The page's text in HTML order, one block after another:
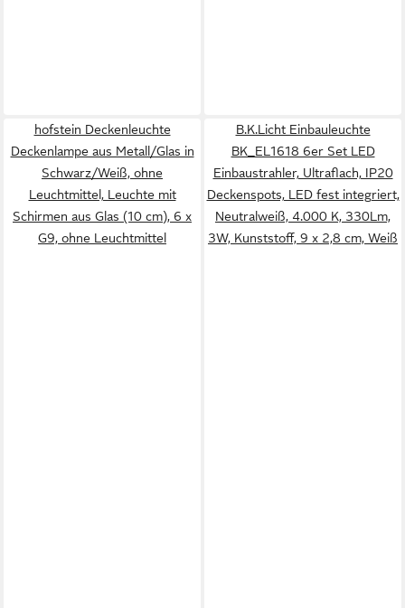
hofstein Deckenleuchte
Deckenlampe aus Metall/Glas in
Schwarz/Weiß, ohne
Leuchtmittel, Leuchte mit
Schirmen aus Glas (10 cm), 6 x
G9, ohne Leuchtmittel
B.K.Licht Einbauleuchte
BK_EL1618 6er Set LED
Einbaustrahler, Ultraflach, IP20
Deckenspots, LED fest integriert,
Neutralweiß, 4.000 K, 330Lm,
3W, Kunststoff, 9 x 2,8 cm, Weiß